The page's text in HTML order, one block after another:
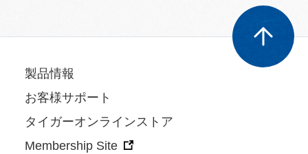
製品情報
お客様サポート
タイガーオンラインストア
Membership Site